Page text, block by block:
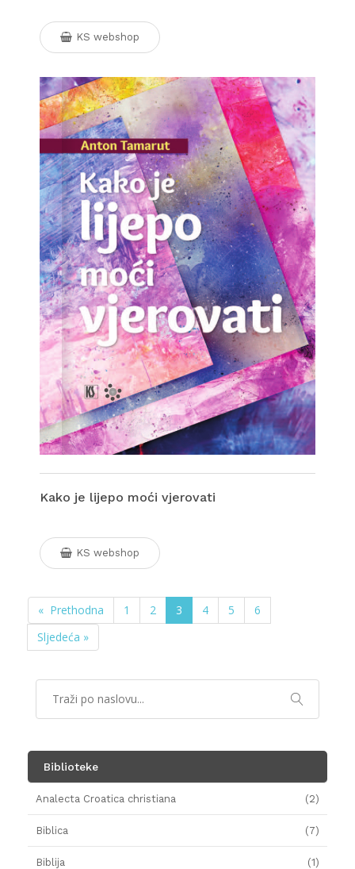
KS webshop
Kako je lijepo moći vjerovati
KS webshop
« Prethodna 1 2 3 4 5
6
Sljedeća »
Biblioteke
Analecta Croatica christiana (2)
Biblica (7)
Biblija (1)